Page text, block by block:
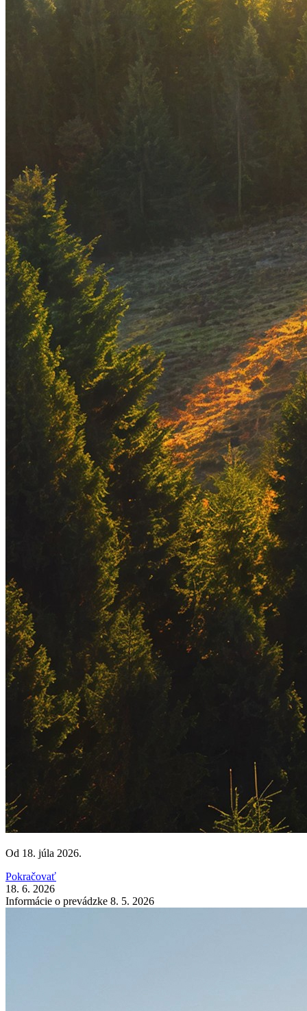
Od 18. júla 2026.
Pokračovať
18. 6. 2026
Informácie o prevádzke 8. 5. 2026